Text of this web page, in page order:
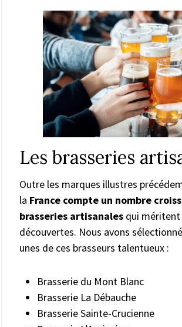
Les brasseries
Outre les marques illustres
la France compte un nombre
brasseries artisanales qui méritent
découvertes. Nous avons
unes de ces brasseurs talentueux :
Brasserie du Mont Blanc
Brasserie La Débauche
Brasserie Sainte-Crucienne